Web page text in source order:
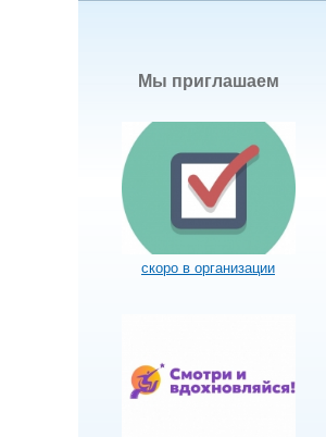
Мы приглашаем
скоро в организации